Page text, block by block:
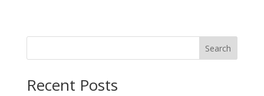
Search
Recent Posts